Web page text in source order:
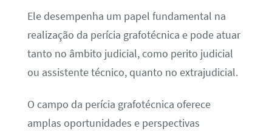
Ele desempenha um papel fundamental na
realização da perícia grafotécnica e pode atuar
tanto no âmbito judicial, como perito judicial
ou assistente técnico, quanto no extrajudicial.
O campo da perícia grafotécnica oferece
amplas oportunidades e perspectivas